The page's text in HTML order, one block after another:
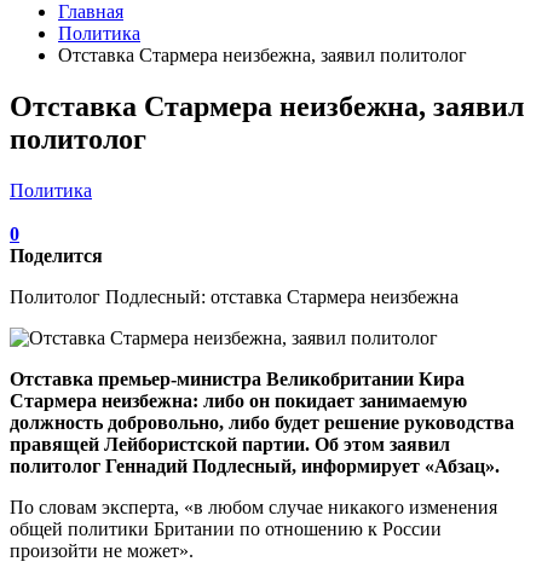
Главная
Политика
Отставка Стармера неизбежна, заявил политолог
Отставка Стармера неизбежна, заявил
политолог
Политика
0
Поделится
Политолог Подлесный: отставка Стармера неизбежна
Отставка премьер-министра Великобритании Кира
Стармера неизбежна: либо он покидает занимаемую
должность добровольно, либо будет решение руководства
правящей Лейбористской партии. Об этом заявил
политолог Геннадий Подлесный, информирует «Абзац».
По словам эксперта, «в любом случае никакого изменения
общей политики Британии по отношению к России
произойти не может».